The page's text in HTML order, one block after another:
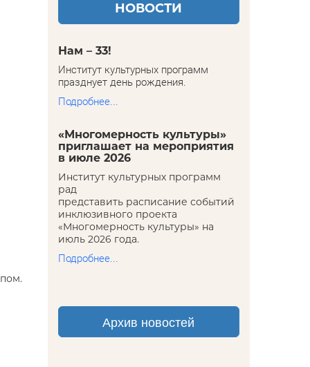
НОВОСТИ
Нам – 33!
Институт культурных программ
празднует день рождения.
Подробнее...
«Многомерность культуры»
приглашает на мероприятия
в июле 2026
Институт культурных программ
рад
представить расписание событий
инклюзивного проекта
«Многомерность культуры» на
июль 2026 года.
Подробнее...
Архив новостей